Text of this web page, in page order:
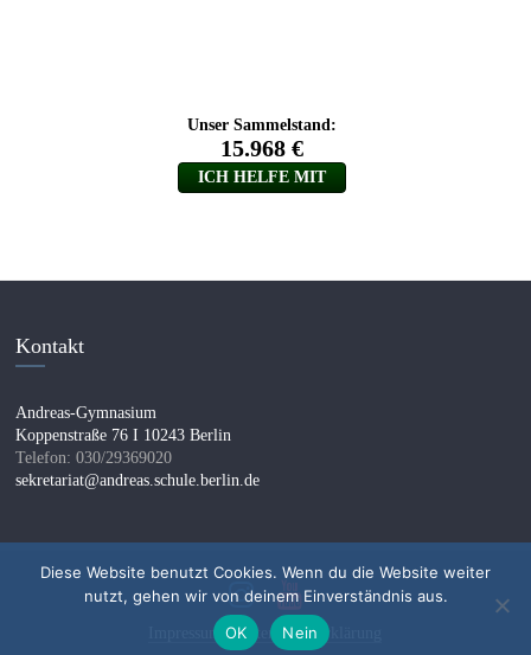
Kontakt
Andreas-Gymnasium
Koppenstraße 76 I 10243 Berlin
Telefon: 030/29369020
sekretariat@andreas.schule.berlin.de
Impressum IDatenschutzerklärung
Diese Website benutzt Cookies. Wenn du die Website weiter
nutzt, gehen wir von deinem Einverständnis aus.
OK
Nein